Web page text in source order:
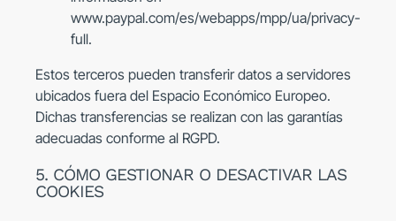
www.paypal.com/es/webapps/mpp/ua/privacy-
full.
Estos terceros pueden transferir datos a servidores
ubicados fuera del Espacio Económico Europeo.
Dichas transferencias se realizan con las garantías
adecuadas conforme al RGPD.
5. CÓMO GESTIONAR O DESACTIVAR LAS
COOKIES